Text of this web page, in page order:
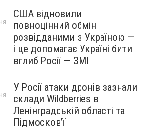
США відновили
повноцінний обмін
розвідданими з Україною —
і це допомагає Україні бити
вглиб Росії — ЗМІ
У Росії атаки дронів зазнали
склади Wildberries в
Ленінградській області та
Підмосков’ї